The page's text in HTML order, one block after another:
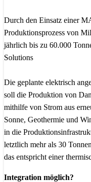
Durch den Einsatz einer
Produktionsprozess von
jährlich bis zu 60.000
Solutions
Die geplante elektrisch
soll die Produktion von
mithilfe von Strom aus
Sonne, Geothermie und
in die
letztlich mehr als 30
das entspricht einer
Integration möglich?